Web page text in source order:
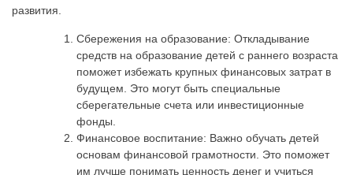
развития.
Сбережения на образование: Откладывание
средств на образование детей с раннего возраста
поможет избежать крупных финансовых затрат в
будущем. Это могут быть специальные
сберегательные счета или инвестиционные
фонды.
Финансовое воспитание: Важно обучать детей
основам финансовой грамотности. Это поможет
им лучше понимать ценность денег и учиться